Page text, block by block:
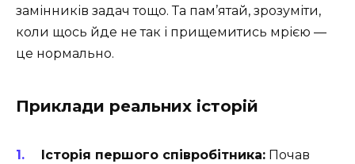
замінників задач тощо. Та пам’ятай, зрозуміти,
коли щось йде не так і прищемитись мрією —
це нормально.
Приклади реальних історій
Історія першого співробітника: Почав